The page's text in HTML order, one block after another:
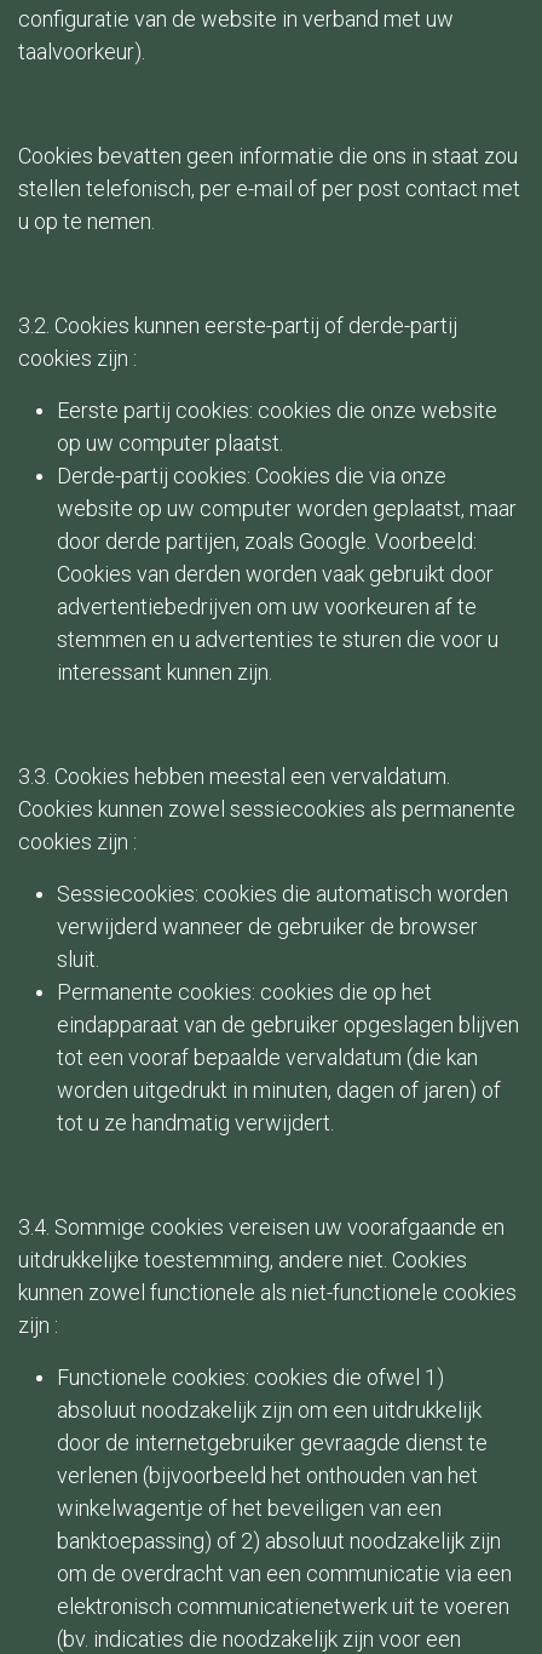
configuratie van de website in verband met uw
taalvoorkeur).
Cookies bevatten geen informatie die ons in staat zou
stellen telefonisch, per e-mail of per post contact met
u op te nemen.
3.2. Cookies kunnen eerste-partij of derde-partij
cookies zijn :
Eerste partij cookies: cookies die onze website
op uw computer plaatst.
Derde-partij cookies: Cookies die via onze
website op uw computer worden geplaatst, maar
door derde partijen, zoals Google. Voorbeeld:
Cookies van derden worden vaak gebruikt door
advertentiebedrijven om uw voorkeuren af te
stemmen en u advertenties te sturen die voor u
interessant kunnen zijn.
3.3. Cookies hebben meestal een vervaldatum.
Cookies kunnen zowel sessiecookies als permanente
cookies zijn :
Sessiecookies: cookies die automatisch worden
verwijderd wanneer de gebruiker de browser
sluit.
Permanente cookies: cookies die op het
eindapparaat van de gebruiker opgeslagen blijven
tot een vooraf bepaalde vervaldatum (die kan
worden uitgedrukt in minuten, dagen of jaren) of
tot u ze handmatig verwijdert.
3.4. Sommige cookies vereisen uw voorafgaande en
uitdrukkelijke toestemming, andere niet. Cookies
kunnen zowel functionele als niet-functionele cookies
zijn :
Functionele cookies: cookies die ofwel 1)
absoluut noodzakelijk zijn om een uitdrukkelijk
door de internetgebruiker gevraagde dienst te
verlenen (bijvoorbeeld het onthouden van het
winkelwagentje of het beveiligen van een
banktoepassing) of 2) absoluut noodzakelijk zijn
om de overdracht van een communicatie via een
elektronisch communicatienetwerk uit te voeren
(bv. indicaties die noodzakelijk zijn voor een